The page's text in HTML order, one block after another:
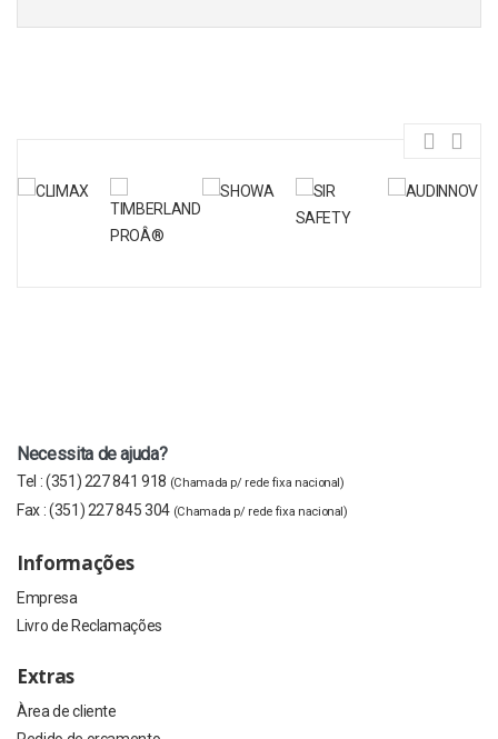
Necessita de ajuda?
Tel :(351) 227 841 918 (Chamada p/ rede fixa nacional)
Fax :(351) 227 845 304 (Chamada p/ rede fixa nacional)
Informações
Empresa
Livro de Reclamações
Extras
Àrea de cliente